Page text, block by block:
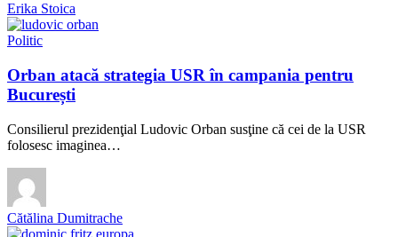
Erika Stoica
Politic
Orban atacă strategia USR în campania pentru
București
Consilierul prezidenţial Ludovic Orban susţine că cei de la USR
folosesc imaginea…
Cătălina Dumitrache